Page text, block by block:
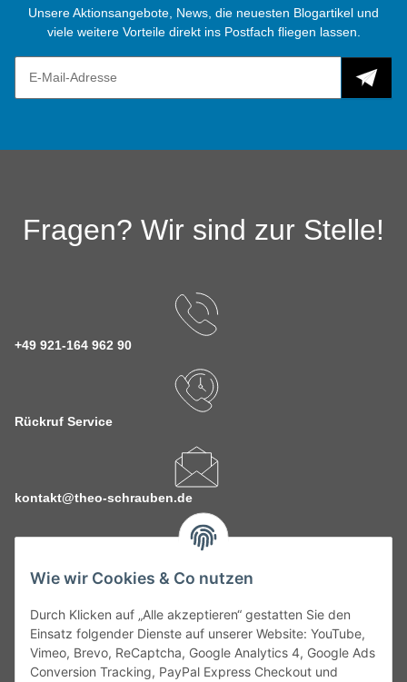
Wie wir Cookies & Co nutzen
Durch Klicken auf „Alle akzeptieren“ gestatten Sie den
Einsatz folgender Dienste auf unserer Website: YouTube,
Vimeo, Brevo, ReCaptcha, Google Analytics 4, Google Ads
Conversion Tracking, PayPal Express Checkout und
Unsere Aktionsangebote, News, die neuesten Blogartikel und
viele weitere Vorteile direkt ins Postfach fliegen lassen.
Fragen? Wir sind zur Stelle!
+49 921-164 962 90
Rückruf Service
kontakt@theo-schrauben.de
Service
Gesetzliche Informationen